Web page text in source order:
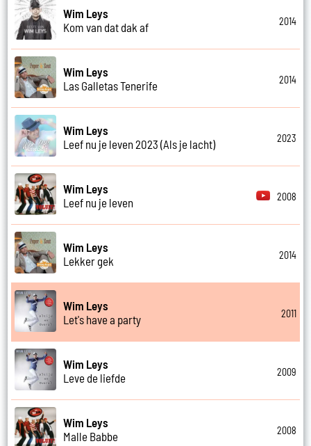
Wim Leys
Kom van dat dak af
2014
Wim Leys
Las Galletas Tenerife
2014
Wim Leys
Leef nu je leven 2023 (Als je lacht)
2023
Wim Leys
Leef nu je leven
2008
Wim Leys
Lekker gek
2014
Wim Leys
Let's have a party
2011
Wim Leys
Leve de liefde
2009
Wim Leys
Malle Babbe
2008